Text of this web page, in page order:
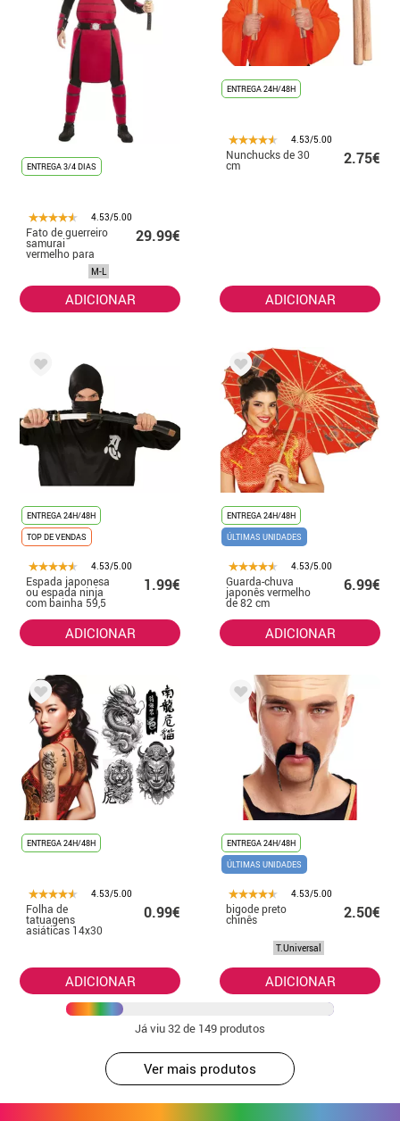
ENTREGA 3/4 DIAS
4.53/5.00
Fato de guerreiro
samurai
vermelho para
29.99€
M-L
ADICIONAR
ENTREGA 24H/48H
4.53/5.00
Nunchucks de 30
cm 2.75€
ADICIONAR
ENTREGA 24H/48H
TOP DE VENDAS
4.53/5.00
Espada japonesa
ou espada ninja
com bainha 59,5
1.99€
ADICIONAR
ENTREGA 24H/48H
ÚLTIMAS UNIDADES
4.53/5.00
Guarda-chuva
japonês vermelho
de 82 cm
6.99€
ADICIONAR
ENTREGA 24H/48H
4.53/5.00
Folha de
tatuagens
asiáticas 14x30
0.99€
ADICIONAR
ENTREGA 24H/48H
ÚLTIMAS UNIDADES
4.53/5.00
bigode preto
chinês 2.50€
T.Universal
ADICIONAR
Já viu32de 149 produtos
Ver mais produtos